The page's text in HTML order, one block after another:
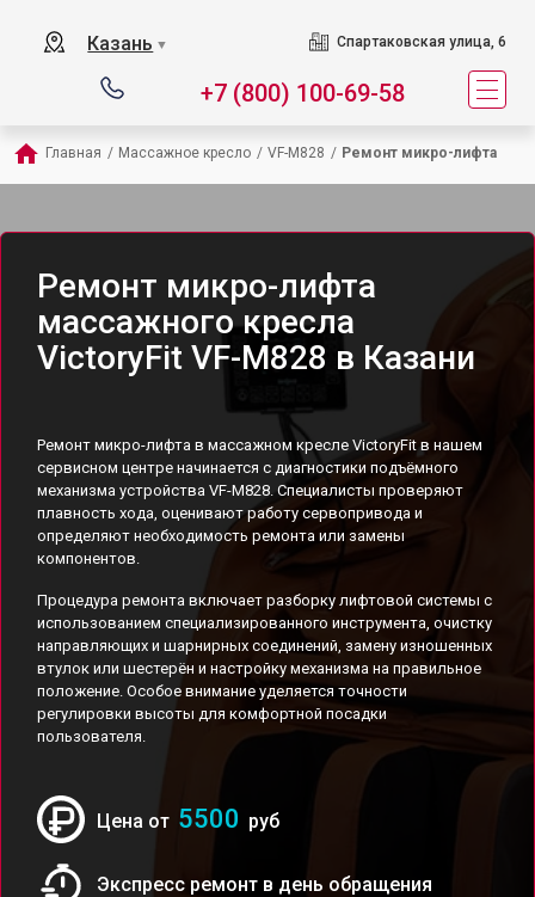
Казань ▼ Спартаковская улица, 6
+7 (800) 100-69-58
Главная / Массажное кресло / VF-M828 / Ремонт микро-лифта
Ремонт микро-лифта
массажного кресла
VictoryFit VF-M828 в Казани
Ремонт микро-лифта в массажном кресле VictoryFit в нашем
сервисном центре начинается с диагностики подъёмного
механизма устройства VF-M828. Специалисты проверяют
плавность хода, оценивают работу сервопривода и
определяют необходимость ремонта или замены
компонентов.
Процедура ремонта включает разборку лифтовой системы с
использованием специализированного инструмента, очистку
направляющих и шарнирных соединений, замену изношенных
втулок или шестерён и настройку механизма на правильное
положение. Особое внимание уделяется точности
регулировки высоты для комфортной посадки
пользователя.
Цена от 5500 руб
Экспресс ремонт в день обращения